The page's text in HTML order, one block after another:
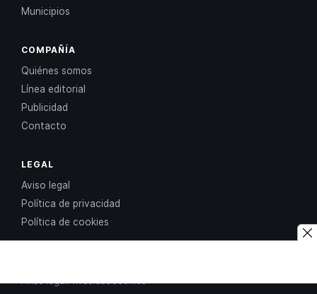
Municipios
COMPAÑÍA
Quiénes somos
Línea editorial
Publicidad
Contacto
LEGAL
Aviso legal
Política de privacidad
Política de cookies
Aviso legalPrivacidadCookies